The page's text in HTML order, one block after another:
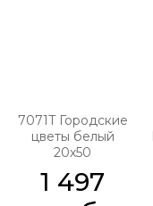
7071T Городские
цветы белый
20х50
1 497